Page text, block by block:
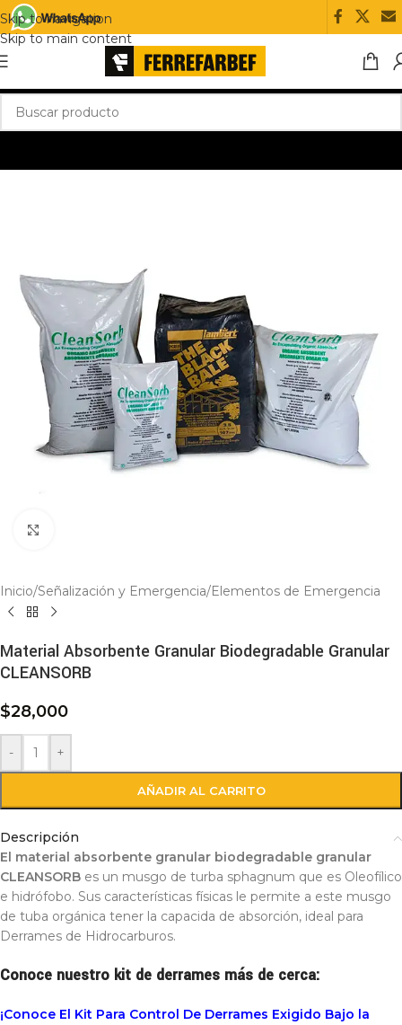
Skip to navigation
Skip to main content
Inicio/Señalización y Emergencia/Elementos de Emergencia
Material Absorbente Granular Biodegradable Granular
CLEANSORB
$28,000
- +
AÑADIR AL CARRITO
Descripción
El material absorbente granular biodegradable granular
CLEANSORB es un musgo de turba sphagnum que es Oleofílico
e hidrófobo. Sus características físicas le permite a este musgo
de tuba orgánica tener la capacida de absorción, ideal para
Derrames de Hidrocarburos.
Conoce nuestro kit de derrames más de cerca:
¡Conoce El Kit Para Control De Derrames Exigido Bajo la